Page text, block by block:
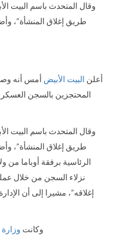
وقال المتحدث باسم البيت
طريق إغلاق المنشأة”،
أعلن البيت الأبيض أمس أنه
وقال المتحدث باسم البيت
طريق إغلاق المنشأة”،
الرئاسية برفقة أوباما من
نزلاء السجن من خلال
إغلاقه”، مشيرا إلى أن
وكانت وزارة